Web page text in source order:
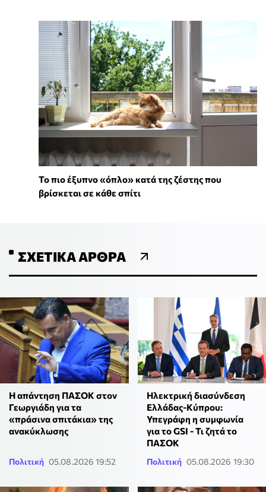
To πιο έξυπνο «όπλο» κατά της ζέστης που
βρίσκεται σε κάθε σπίτι
ΣΧΕΤΙΚΆ ΆΡΘΡΑ
Η απάντηση ΠΑΣΟΚ στον
Γεωργιάδη για τα
«πράσινα σπιτάκια» της
ανακύκλωσης
Πολιτική 05.08.2026 19:52
Ηλεκτρική διασύνδεση
Ελλάδας-Κύπρου:
Υπεγράφη η συμφωνία
για το GSI - Τι ζητά το
ΠΑΣΟΚ
Πολιτική 05.08.2026 19:30